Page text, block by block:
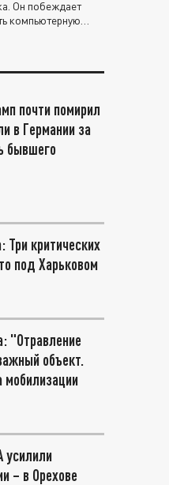
Он побеждает
компьютерную
почти помирил
в Германии за
бывшего
Три критических
под Харьковом
"Отравление
объект.
мобилизации
усилили
– в Орехове